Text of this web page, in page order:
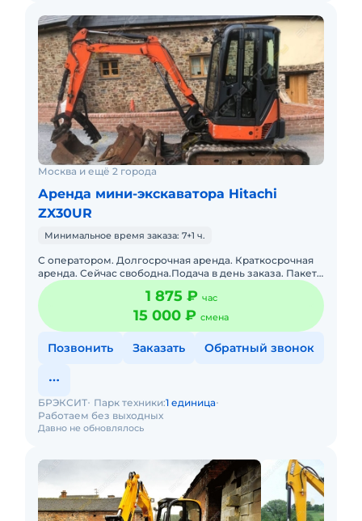
Москва и ещё 2 города
Аренда мини-экскаватора Hitachi
ZX30UR
Минимальное время заказа: 7+1 ч.
С оператором. Долгосрочная аренда. Краткосрочная
аренда. Сейчас свободна.Подача в день заказа. Пакет
отчетных документов. Топливо включено в стоимость.
1 875 ₽ час
15 000 ₽ смена
Позвонить Заказать Обратный звонок
Давно не обновлялось
БРЭКСИТ Парк техники:1 единица
Работаем без выходных